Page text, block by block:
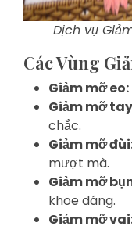
Dịch vụ
Các Vùng
Giảm mỡ eo:
Giảm mỡ
chắc.
Giảm mỡ
mượt mà.
Giảm mỡ
khoe dáng.
Giảm mỡ